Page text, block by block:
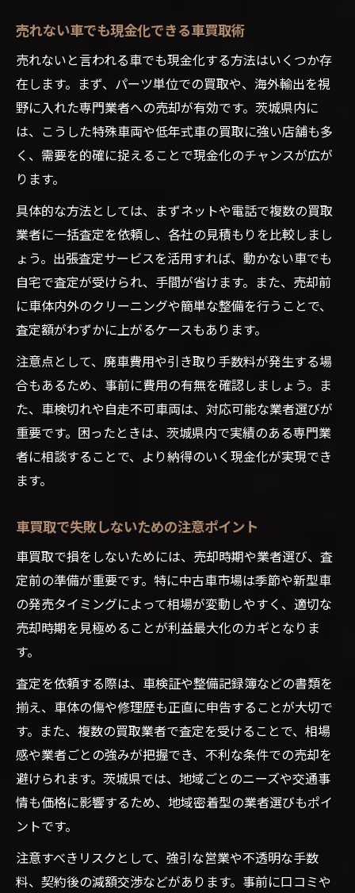
売れない車でも現金化できる車買取術
売れないと言われる車でも現金化する方法はいくつか存
在します。まず、パーツ単位での買取や、海外輸出を視
野に入れた専門業者への売却が有効です。茨城県内に
は、こうした特殊車両や低年式車の買取に強い店舗も多
く、需要を的確に捉えることで現金化のチャンスが広が
ります。
具体的な方法としては、まずネットや電話で複数の買取
業者に一括査定を依頼し、各社の見積もりを比較しまし
ょう。出張査定サービスを活用すれば、動かない車でも
自宅で査定が受けられ、手間が省けます。また、売却前
に車体内外のクリーニングや簡単な整備を行うことで、
査定額がわずかに上がるケースもあります。
注意点として、廃車費用や引き取り手数料が発生する場
合もあるため、事前に費用の有無を確認しましょう。ま
た、車検切れや自走不可車両は、対応可能な業者選びが
重要です。困ったときは、茨城県内で実績のある専門業
者に相談することで、より納得のいく現金化が実現でき
ます。
車買取で失敗しないための注意ポイント
車買取で損をしないためには、売却時期や業者選び、査
定前の準備が重要です。特に中古車市場は季節や新型車
の発売タイミングによって相場が変動しやすく、適切な
売却時期を見極めることが利益最大化のカギとなりま
す。
査定を依頼する際は、車検証や整備記録簿などの書類を
揃え、車体の傷や修理歴も正直に申告することが大切で
す。また、複数の買取業者で査定を受けることで、相場
感や業者ごとの強みが把握でき、不利な条件での売却を
避けられます。茨城県では、地域ごとのニーズや交通事
情も価格に影響するため、地域密着型の業者選びもポイ
ントです。
注意すべきリスクとして、強引な営業や不透明な手数
料、契約後の減額交渉などがあります。事前に口コミや